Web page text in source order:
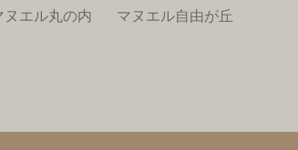
ヌエル丸の内 マヌエル自由が丘